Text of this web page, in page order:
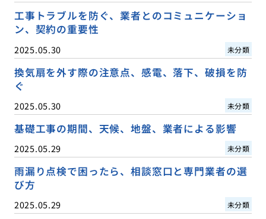
工事トラブルを防ぐ、業者とのコミュニケーショ
ン、契約の重要性
2025.05.30 未分類
換気扇を外す際の注意点、感電、落下、破損を防
ぐ
2025.05.30 未分類
基礎工事の期間、天候、地盤、業者による影響
2025.05.29 未分類
雨漏り点検で困ったら、相談窓口と専門業者の選
び方
2025.05.29 未分類